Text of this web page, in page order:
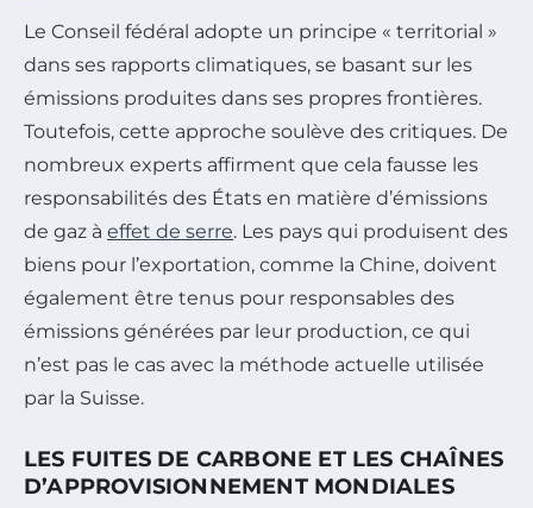
Le Conseil fédéral adopte un principe « territorial »
dans ses rapports climatiques, se basant sur les
émissions produites dans ses propres frontières.
Toutefois, cette approche soulève des critiques. De
nombreux experts affirment que cela fausse les
responsabilités des États en matière d’émissions
de gaz à effet de serre. Les pays qui produisent des
biens pour l’exportation, comme la Chine, doivent
également être tenus pour responsables des
émissions générées par leur production, ce qui
n’est pas le cas avec la méthode actuelle utilisée
par la Suisse.
LES FUITES DE CARBONE ET LES CHAÎNES
D’APPROVISIONNEMENT MONDIALES